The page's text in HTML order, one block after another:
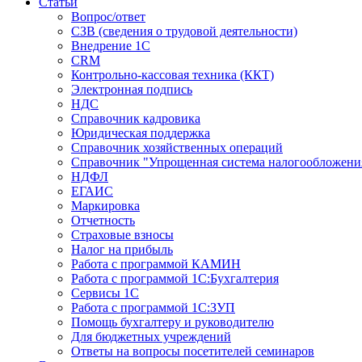
Вопрос/ответ
СЗВ (сведения о трудовой деятельности)
Внедрение 1С
CRM
Контрольно-кассовая техника (ККТ)
Электронная подпись
НДС
Справочник кадровика
Юридическая поддержка
Справочник хозяйственных операций
Справочник "Упрощенная система
НДФЛ
ЕГАИС
Маркировка
Отчетность
Страховые взносы
Налог на прибыль
Работа с программой КАМИН
Работа с программой 1С:Бухгалтерия
Сервисы 1С
Работа с программой 1С:ЗУП
Помощь бухгалтеру и руководителю
Для бюджетных учреждений
Ответы на вопросы посетителей семинаров